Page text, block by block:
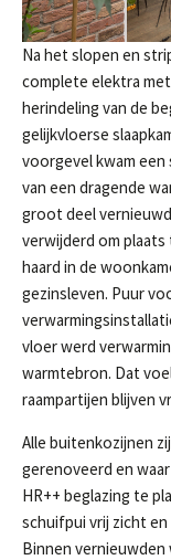
Na het slopen en
complete elektra
herindeling van de
gelijkvloerse
voorgevel kwam
van een dragende
groot deel
verwijderd om
haard in de
gezinsleven. Puur
vloer werd
warmtebron. Dat
raampartijen blijven
Alle buitenkozijnen
gerenoveerd en
HR++ beglazing te
schuifpui vrij zicht
Binnen vernieuwden